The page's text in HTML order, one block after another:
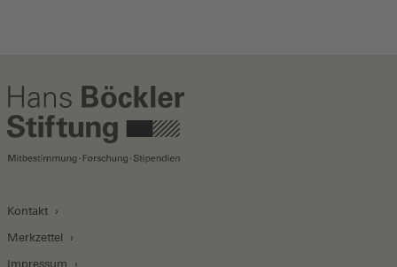
Kontakt
Merkzettel
Impressum